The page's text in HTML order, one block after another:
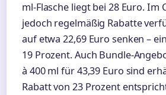
ml-Flasche liegt bei 28 Euro. Im
jedoch regelmäßig Rabatte
auf etwa 22,69 Euro senken –
19 Prozent. Auch Bundle-
à 400 ml für 43,39 Euro sind
Rabatt von 23 Prozent